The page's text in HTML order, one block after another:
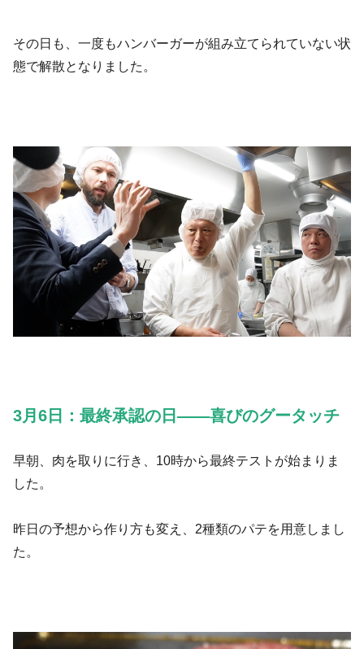
その日も、一度もハンバーガーが組み立てられていない状
態で解散となりました。
3月6日：最終承認の日——喜びのグータッチ
早朝、肉を取りに行き、10時から最終テストが始まりま
した。
昨日の予想から作り方も変え、2種類のパテを用意しまし
た。